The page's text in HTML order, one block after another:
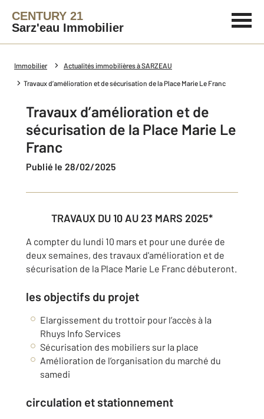
CENTURY 21
Sarz'eau Immobilier
Immobilier Actualités immobilières à SARZEAU
Travaux d’amélioration et de sécurisation de la Place Marie Le Franc
Travaux d’amélioration et de
sécurisation de la Place Marie Le
Franc
Publié le 28/02/2025
TRAVAUX DU 10 AU 23 MARS 2025*
A compter du lundi 10 mars et pour une durée de
deux semaines, des travaux d'amélioration et de
sécurisation de la Place Marie Le Franc débuteront.
les objectifs du projet
Elargissement du trottoir pour l’accès à la
Rhuys Info Services
Sécurisation des mobiliers sur la place
Amélioration de l’organisation du marché du
samedi
circulation et stationnement